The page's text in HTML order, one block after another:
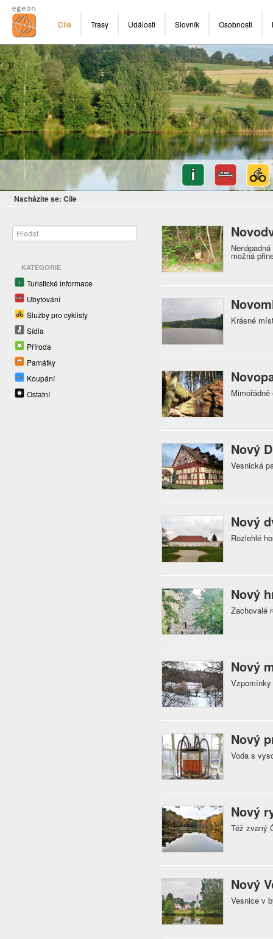
Cíle Trasy Události Slovník Osobnosti
Nacházíte se: Cíle
KATEGORIE
Turistické informace
Ubytování
Služby pro cyklisty
Sídla
Příroda
Památky
Koupání
Ostatní
možná
Krásné
Nový
Vesnická
Nový
Rozlehlé
Nový
Zachovalé
Nový
Nový
Voda s
Nový
Též zvaný
Nový
Vesnice v